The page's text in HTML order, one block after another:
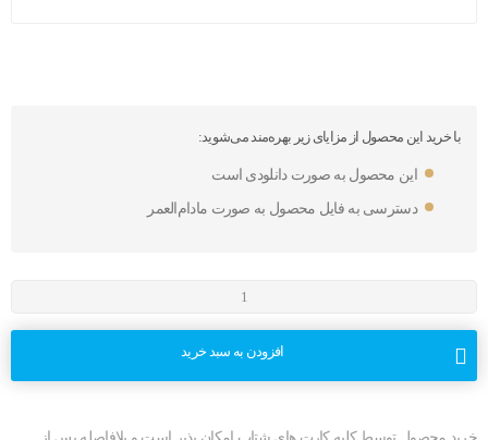
با خرید این محصول از مزایای زیر بهره‌مند می‌شوید:
این محصول به صورت دانلودی است
دسترسی به فایل محصول به صورت مادام‌العمر
افزودن به سبد خرید